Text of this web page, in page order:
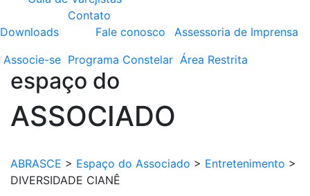
Downloads
Contato
Fale conosco
Assessoria de Imprensa
Associe-se Programa Constelar Área Restrita
espaço do
ASSOCIADO
ABRASCE > Espaço do Associado > Entretenimento >
DIVERSIDADE CIANÊ